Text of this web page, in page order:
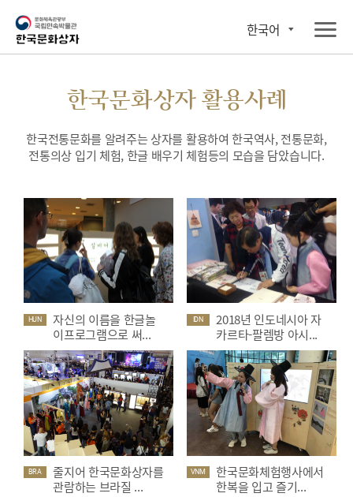
한국어
한국문화상자 활용사례
한국전통문화를 알려주는 상자를 활용하여 한국역사, 전통문화,
전통의상 입기 체험, 한글 배우기 체험등의 모습을 담았습니다.
HUN
자신의 이름을 한글놀
이프로그램으로 써...
IDN
2018년 인도네시아 자
카르타-팔렘방 아시...
BRA
줄지어 한국문화상자를
관람하는 브라질 ...
VNM
한국문화체험행사에서
한복을 입고 즐기...